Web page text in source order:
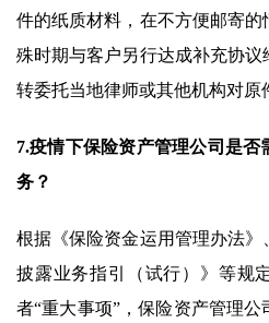
件的纸质材料，在不方便邮寄
殊时期与客户另行达成补充协
转委托当地律师或其他机构对原
7.疫情下保险资产管理公司是否
务？
根据《保险资金运用管理办法
披露业务指引（试行）》等规
者“重大事项”，保险资产管理